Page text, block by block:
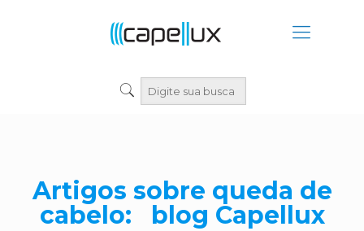
Artigos sobre queda de
cabelo: blog Capellux